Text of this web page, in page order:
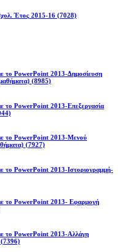
Έτος 2015-16 (7028)
το PowerPoint 2013-Δημοσίευση
(8985)
το PowerPoint 2013-Επεξεργασία
το PowerPoint 2013-Μενού
(7927)
το PowerPoint 2013-Ιστοριογραμμή-
το PowerPoint 2013- Εφαρμογή
το PowerPoint 2013-Αλλάγη
(7396)